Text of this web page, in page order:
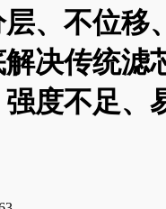
、不位移
决传统滤
度不足、